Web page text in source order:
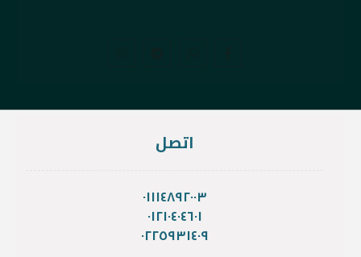
اتصل
٠١١١٤٨٩٢٠٠٣
٠١٢١٠٤٠٤٦٠١
٠٢٢٥٩٣١٤٠٩